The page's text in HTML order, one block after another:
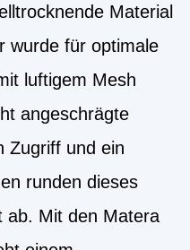
Material
wurde für optimale
luftigem Mesh
angeschrägte
Zugriff und ein
runden dieses
ab. Mit den Matera